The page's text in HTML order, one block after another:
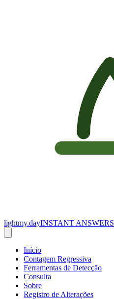
lightmy.dayINSTANT ANSWERS
Início
Contagem Regressiva
Ferramentas de Detecção
Consulta
Sobre
Registro de Alterações